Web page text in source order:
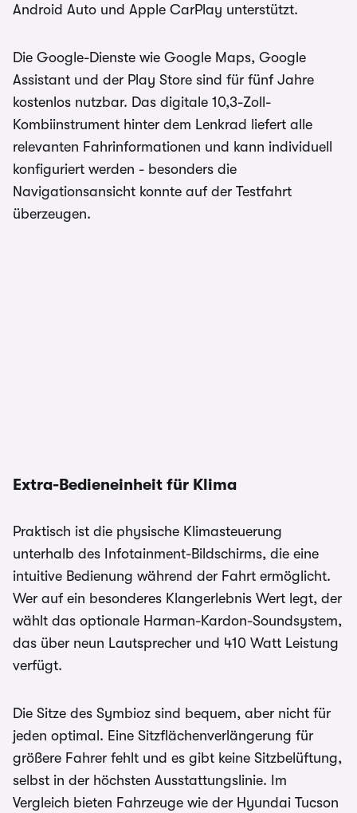
Android Auto und Apple CarPlay unterstützt.
Die Google-Dienste wie Google Maps, Google
Assistant und der Play Store sind für fünf Jahre
kostenlos nutzbar. Das digitale 10,3-Zoll-
Kombiinstrument hinter dem Lenkrad liefert alle
relevanten Fahrinformationen und kann individuell
konfiguriert werden - besonders die
Navigationsansicht konnte auf der Testfahrt
überzeugen.
Extra-Bedieneinheit für Klima
Praktisch ist die physische Klimasteuerung
unterhalb des Infotainment-Bildschirms, die eine
intuitive Bedienung während der Fahrt ermöglicht.
Wer auf ein besonderes Klangerlebnis Wert legt, der
wählt das optionale Harman-Kardon-Soundsystem,
das über neun Lautsprecher und 410 Watt Leistung
verfügt.
Die Sitze des Symbioz sind bequem, aber nicht für
jeden optimal. Eine Sitzflächenverlängerung für
größere Fahrer fehlt und es gibt keine Sitzbelüftung,
selbst in der höchsten Ausstattungslinie. Im
Vergleich bieten Fahrzeuge wie der Hyundai Tucson